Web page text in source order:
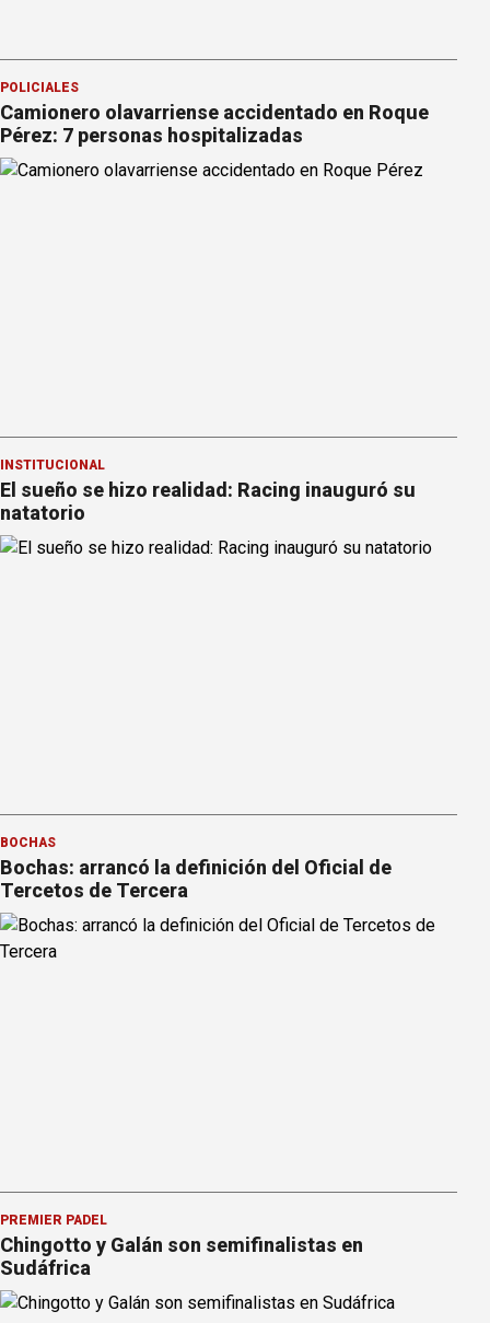
POLICIALES
Camionero olavarriense accidentado en Roque
Pérez: 7 personas hospitalizadas
INSTITUCIONAL
El sueño se hizo realidad: Racing inauguró su
natatorio
BOCHAS
Bochas: arrancó la definición del Oficial de
Tercetos de Tercera
PREMIER PÁDEL
Chingotto y Galán son semifinalistas en
Sudáfrica